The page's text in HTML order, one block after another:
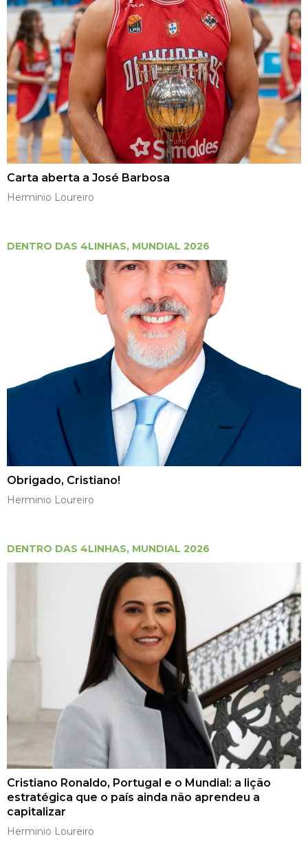
Carta aberta a José Barbosa
Herminio Loureiro
DENTRO DAS 4LINHAS, MUNDIAL 2026
Obrigado, Cristiano!
Herminio Loureiro
DENTRO DAS 4LINHAS, MUNDIAL 2026
Cristiano Ronaldo, Portugal e o Mundial: a lição
estratégica que o país ainda não aprendeu a
capitalizar
Herminio Loureiro